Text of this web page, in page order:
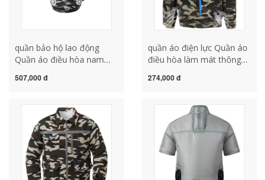
quần bảo hộ lao động
Quần áo điều hòa nam
2022, sạc điện lạnh, quần
làm mát, áo đa năng quần
áo bảo hộ nhập khẩu quan
ao bhld
507,000 đ
quần áo điện lực Quần áo
điều hòa làm mát thông
Quần áo chống say nắng
việc tại công trường mùa
hè cho nam và nữ quần áo
bảo hộ lao dộng quần áo
bảo hộ
274,000 đ